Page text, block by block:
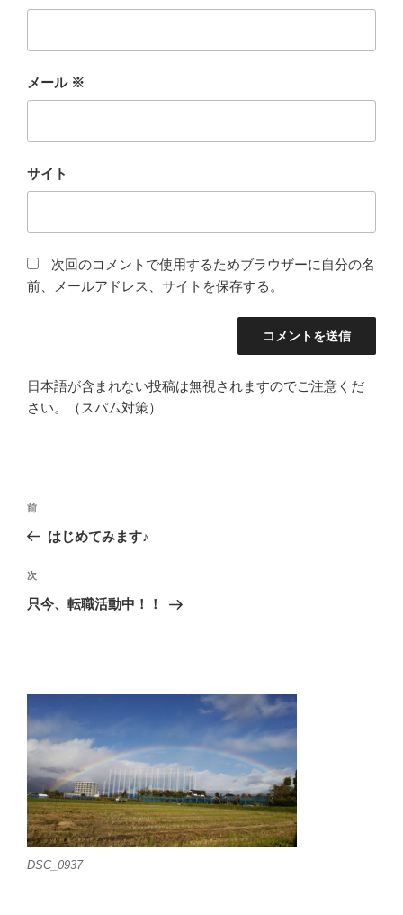
メール ※
サイト
次回のコメントで使用するためブラウザーに自分の名
前、メールアドレス、サイトを保存する。
日本語が含まれない投稿は無視されますのでご注意くだ
さい。（スパム対策）
投
ビ
ゲ
ン
前
の
稿
前
はじめてみます♪
次
の
次
只今、転職活動中！！
DSC_0937